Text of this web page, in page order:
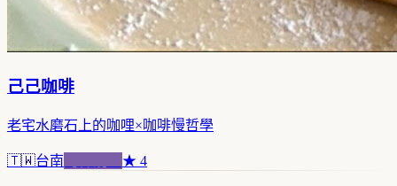
己己咖啡
老宅水磨石上的咖哩×咖啡慢哲學
🇹🇼台南 ★ 4